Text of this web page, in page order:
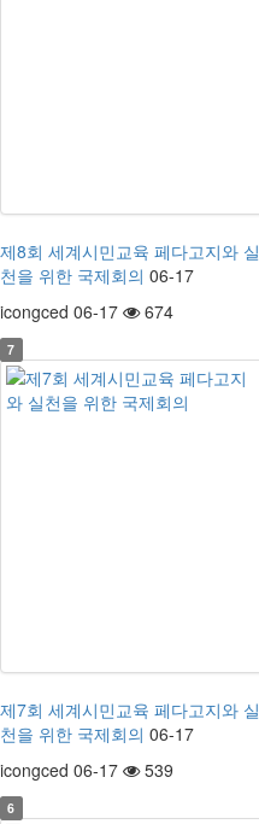
제8회 세계시민교육 페다고지와 실
천을 위한 국제회의 06-17
icongced 06-17
674
7
제7회 세계시민교육 페다고지와 실
천을 위한 국제회의 06-17
icongced 06-17
539
6